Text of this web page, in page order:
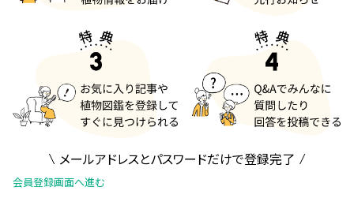
メールアドレスとパスワードだけで登録完了
会員登録画面へ進む